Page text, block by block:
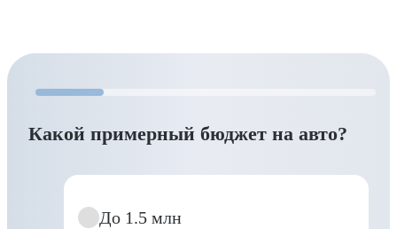
Какой примерный бюджет на авто?
До 1.5 млн